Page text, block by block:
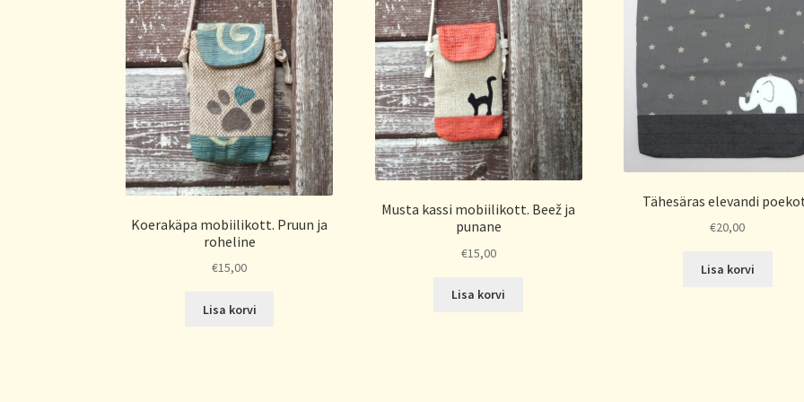
Koerakäpa mobiilikott. Pruun ja
roheline
€15,00
Lisa korvi
Musta kassi mobiilikott. Beež ja
punane
€15,00
Lisa korvi
Tähesäras elevandi
€20,00
Lisa korvi